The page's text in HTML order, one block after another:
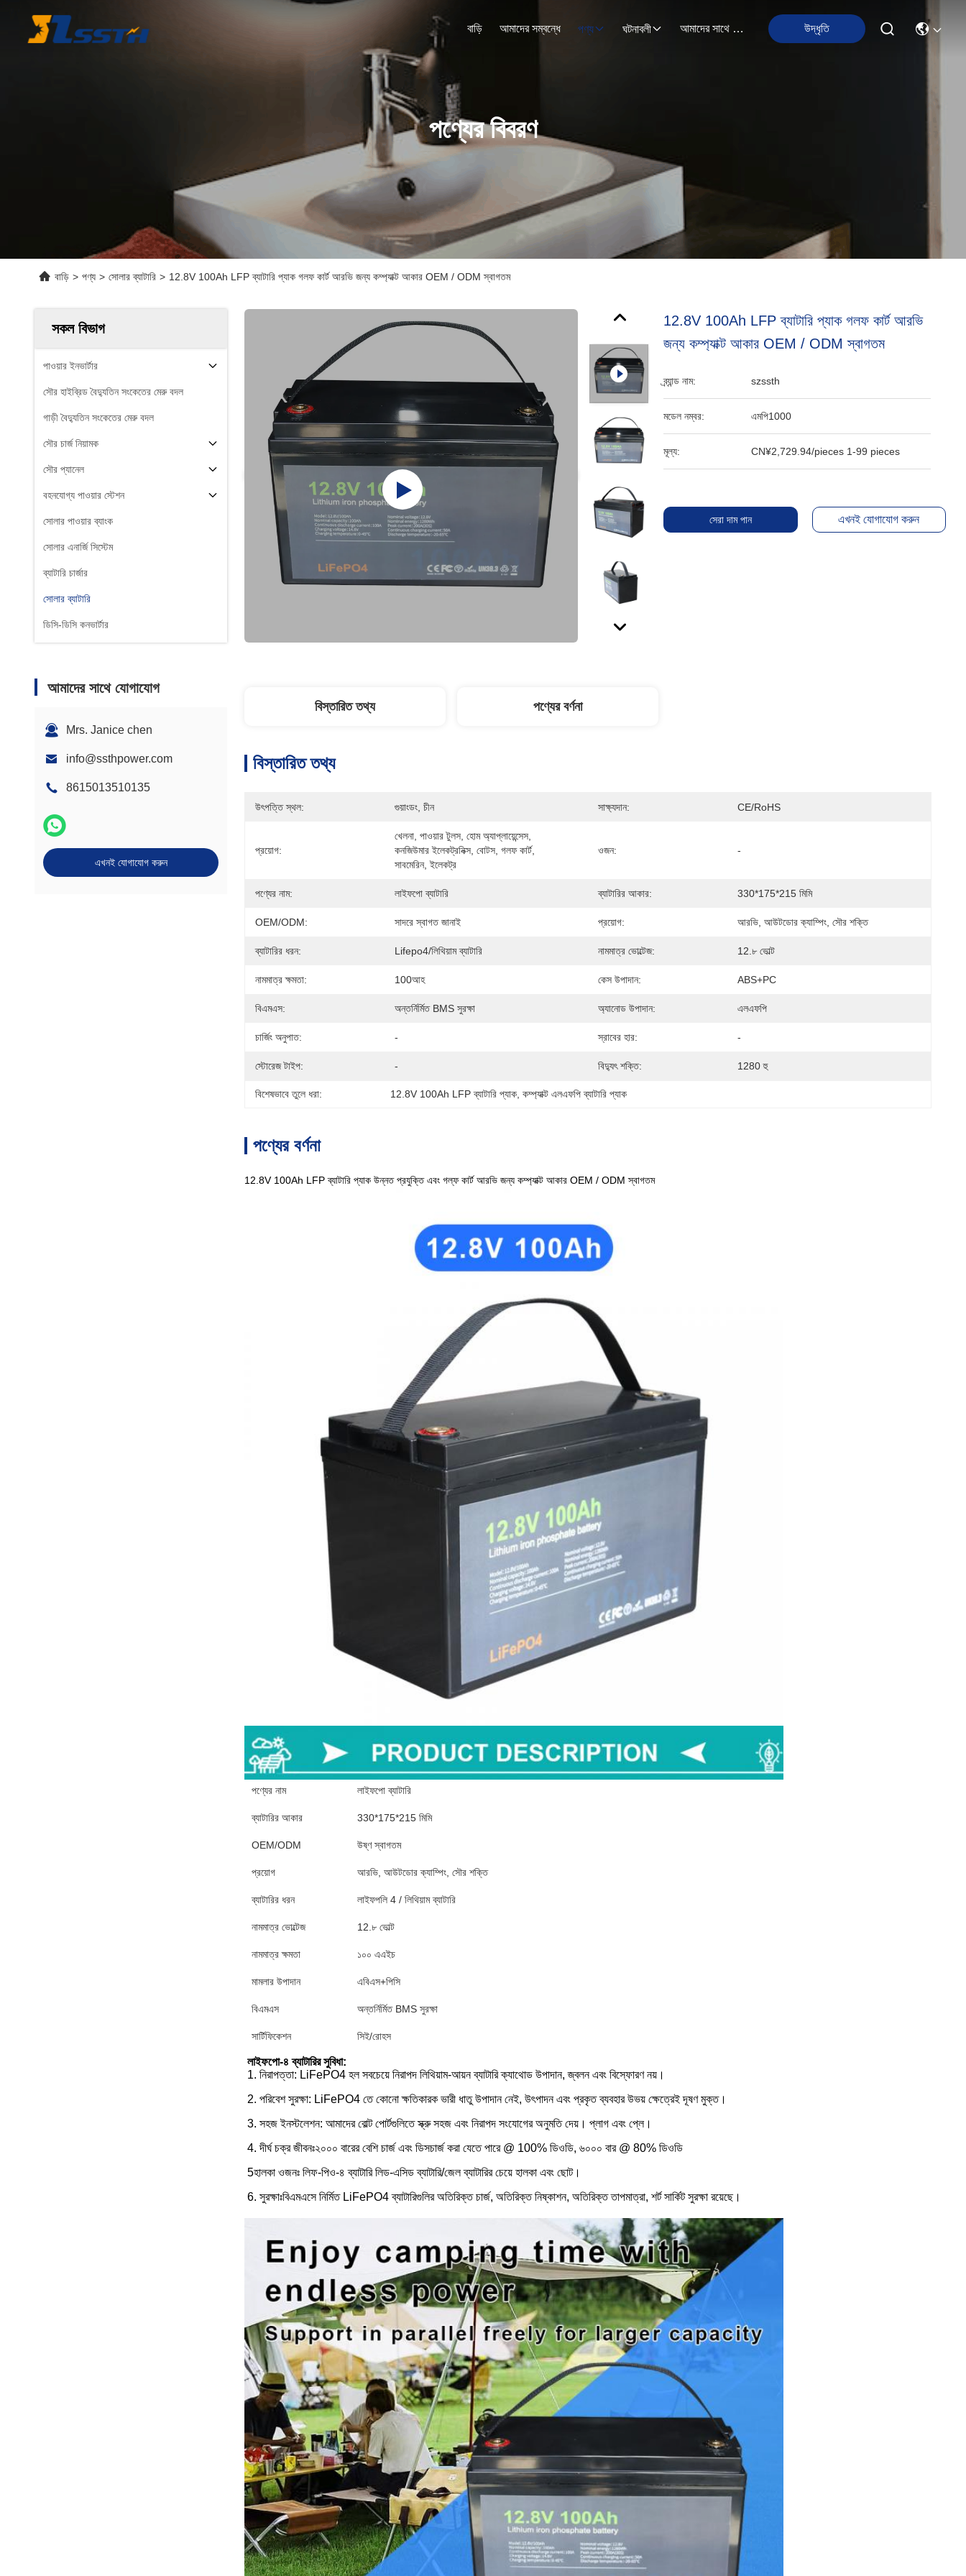
বাড়ি আমাদের সম্বন্ধে পণ্য ঘটনাবলী আমাদের সাথে যোগাযোগ উদ্ধৃতি
পণ্যের বিবরণ
বাড়ি > পণ্য > সোলার ব্যাটারি > 12.8V 100Ah LFP ব্যাটারি প্যাক গলফ কার্ট আরভি জন্য কম্প্যাক্ট আকার OEM / ODM স্বাগতম
সকল বিভাগ
পাওয়ার ইনভার্টার
সৌর হাইব্রিড বৈদ্যুতিন সংকেতের মেরু বদল
গাড়ী বৈদ্যুতিন সংকেতের মেরু বদল
সৌর চার্জ নিয়ামক
সৌর প্যানেল
বহনযোগ্য পাওয়ার স্টেশন
সোলার পাওয়ার ব্যাংক
সোলার এনার্জি সিস্টেম
ব্যাটারি চার্জার
সোলার ব্যাটারি
ডিসি-ডিসি কনভার্টার
আমাদের সাথে যোগাযোগ
Mrs. Janice chen
info@ssthpower.com
8615013510135
এখনই যোগাযোগ করুন
12.8V 100Ah LFP ব্যাটারি প্যাক গলফ কার্ট আরভি
জন্য কম্প্যাক্ট আকার OEM / ODM স্বাগতম
ব্র্যান্ড নাম: szssth
মডেল নম্বর: এমপি1000
মূল্য: CN¥2,729.94/pieces 1-99 pieces
সেরা দাম পান এখনই যোগাযোগ করুন
বিস্তারিত তথ্য পণ্যের বর্ণনা
বিস্তারিত তথ্য
উৎপত্তি স্থল: গুয়াংডং, চীন সাক্ষ্যদান: CE/RoHS
প্রয়োগ:
খেলনা, পাওয়ার টুলস, হোম অ্যাপ্লায়েন্সেস,
কনজিউমার ইলেকট্রনিক্স, বোটস, গলফ কার্ট,
সাবমেরিন, ইলেকট্র
ওজন: -
পণ্যের নাম: লাইফপো ব্যাটারি ব্যাটারির আকার: 330*175*215 মিমি
OEM/ODM: সাদরে স্বাগত জানাই প্রয়োগ: আরভি, আউটডোর ক্যাম্পিং, সৌর শক্তি
ব্যাটারির ধরন: Lifepo4/লিথিয়াম ব্যাটারি নামমাত্র ভোল্টেজ: 12.৮ ভোল্ট
নামমাত্র ক্ষমতা: 100আহ কেস উপাদান: ABS+PC
বিএমএস: অন্তর্নির্মিত BMS সুরক্ষা অ্যানোড উপাদান: এলএফপি
চার্জিং অনুপাত: - স্রাবের হার: -
স্টোরেজ টাইপ: - বিদ্যুৎ শক্তি: 1280 হু
বিশেষভাবে তুলে ধরা: 12.8V 100Ah LFP ব্যাটারি প্যাক , কম্প্যাক্ট এলএফপি ব্যাটারি প্যাক
পণ্যের বর্ণনা
12.8V 100Ah LFP ব্যাটারি প্যাক উন্নত প্রযুক্তি এবং গল্ফ কার্ট আরভি জন্য কম্প্যাক্ট আকার OEM / ODM স্বাগতম
পণ্যের নাম লাইফপো ব্যাটারি
ব্যাটারির আকার 330*175*215 মিমি
OEM/ODM উষ্ণ স্বাগতম
প্রয়োগ আরভি, আউটডোর ক্যাম্পিং, সৌর শক্তি
ব্যাটারির ধরন লাইফপলি 4 / লিথিয়াম ব্যাটারি
নামমাত্র ভোল্টেজ 12.৮ ভোল্ট
নামমাত্র ক্ষমতা ১০০ এএইচ
মামলার উপাদান এবিএস+পিসি
বিএমএস অন্তর্নির্মিত BMS সুরক্ষা
সার্টিফিকেশন সিই/রোহস
লাইফপো-৪ ব্যাটারির সুবিধা:
1. নিরাপত্তা: LiFePO4 হল সবচেয়ে নিরাপদ লিথিয়াম-আয়ন ব্যাটারি ক্যাথোড উপাদান, জ্বলন এবং বিস্ফোরণ নয়।
2. পরিবেশ সুরক্ষা: LiFePO4 তে কোনো ক্ষতিকারক ভারী ধাতু উপাদান নেই, উৎপাদন এবং প্রকৃত ব্যবহার উভয় ক্ষেত্রেই দূষণ মুক্ত।
3. সহজ ইনস্টলেশন: আমাদের বোল্ট পোর্টগুলিতে স্ক্রু সহজ এবং নিরাপদ সংযোগের অনুমতি দেয়। প্লাগ এবং প্লে।
4. দীর্ঘ চক্র জীবনঃ২০০০ বারের বেশি চার্জ এবং ডিসচার্জ করা যেতে পারে @ 100% ডিওডি, ৬০০০ বার @ 80% ডিওডি
5হালকা ওজনঃ লিফ-পিও-৪ ব্যাটারি লিড-এসিড ব্যাটারি/জেল ব্যাটারির চেয়ে হালকা এবং ছোট।
6. সুরক্ষাঃবিএমএসে নির্মিত LiFePO4 ব্যাটারিগুলির অতিরিক্ত চার্জ, অতিরিক্ত নিষ্কাশন, অতিরিক্ত তাপমাত্রা, শর্ট সার্কিট সুরক্ষা রয়েছে।